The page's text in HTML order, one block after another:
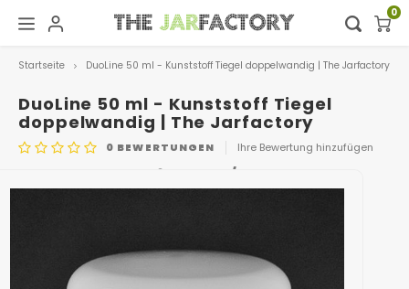
Hoofdmenu / digital showroom
Digital showroom
Dekoration
Sprache
Nederlands
0
Startseite DuoLine 50 ml - Kunststoff Tiegel doppelwandig | The Jarfactory
DuoLine 50 ml - Kunststoff Tiegel
doppelwandig | The Jarfactory
0 BEWERTUNGEN Ihre Bewertung hinzufügen
0416.TRANSP/WIT